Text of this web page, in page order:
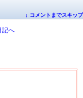
↓ コメントまでスキップ